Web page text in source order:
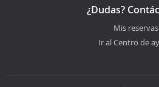
¿Dudas?
Mis reservas
Ir al Centro de